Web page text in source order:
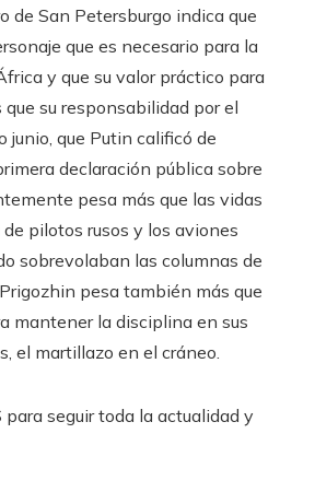
de San Petersburgo indica que
que es necesario para la
y que su valor práctico para
que su responsabilidad por el
junio, que Putin calificó de
declaración pública sobre
pesa más que las vidas
pilotos rusos y los aviones
sobrevolaban las columnas de
pesa también más que
mantener la disciplina en sus
el martillazo en el cráneo.
para seguir toda la actualidad y